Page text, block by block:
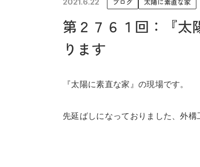
未来に住み継ぐ平屋
第２７６１回：『太
ります
『太陽に素直な家』の現場です。
先延ばしになっておりました、外構